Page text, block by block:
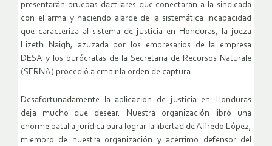
presentarán pruebas dactilares que conectaran a la sindicada
con el arma y haciendo alarde de la sistemática incapacidad
que caracteriza al sistema de justicia en Honduras, la jueza
Lizeth Naigh, azuzada por los empresarios de la empresa
DESA y los burócratas de la Secretaria de Recursos Naturale
(SERNA) procedió a emitir la orden de captura.
Desafortunadamente la aplicación de justicia en Honduras
deja mucho que desear. Nuestra organización libró una
enorme batalla jurídica para lograr la libertad de Alfredo López,
miembro de nuestra organización y acérrimo defensor del